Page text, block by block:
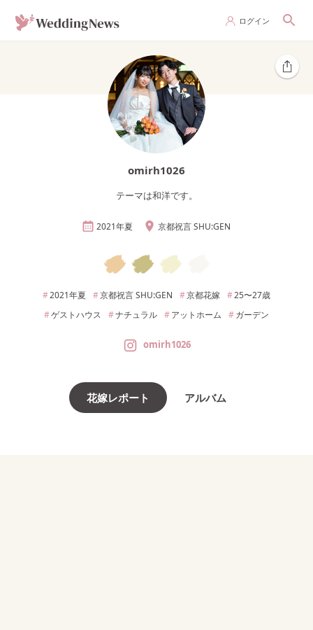
ログイン
omirh1026
テーマは和洋です。
2021年夏 京都祝言 SHU:GEN
2021年夏 京都祝言 SHU:GEN 京都花嫁 25〜27歳
ゲストハウス
ナチュラル アットホーム ガーデン
omirh1026
花嫁レポート アルバム